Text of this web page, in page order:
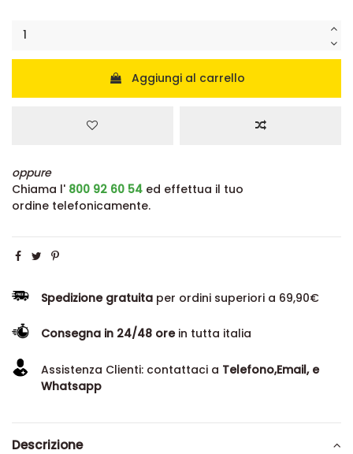
Aggiungi al carrello
oppure
Chiama l' 800 92 60 54 ed effettua il tuo
ordine telefonicamente.
Spedizione gratuita per ordini superiori a 69,90€
Consegna in 24/48 orein tutta italia
Assistenza Clienti: contattaci a Telefono,Email, e
Whatsapp
Descrizione